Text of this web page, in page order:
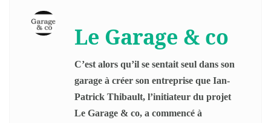
Le Garage & co
C’est alors qu’il se sentait seul dans son
garage à créer son entreprise que Ian-
Patrick Thibault, l’initiateur du projet
Le Garage & co, a commencé à